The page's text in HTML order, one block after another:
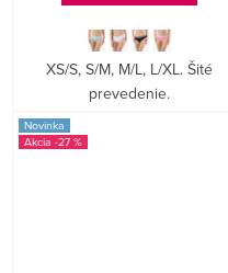
XS/S, S/M, M/L, L/XL. Šité
prevedenie.
Novinka
-27 %